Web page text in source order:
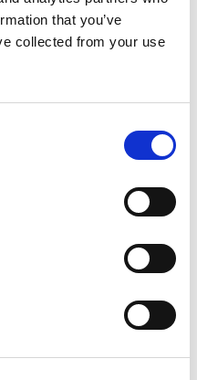
that you’ve
collected from your use
60 rynków